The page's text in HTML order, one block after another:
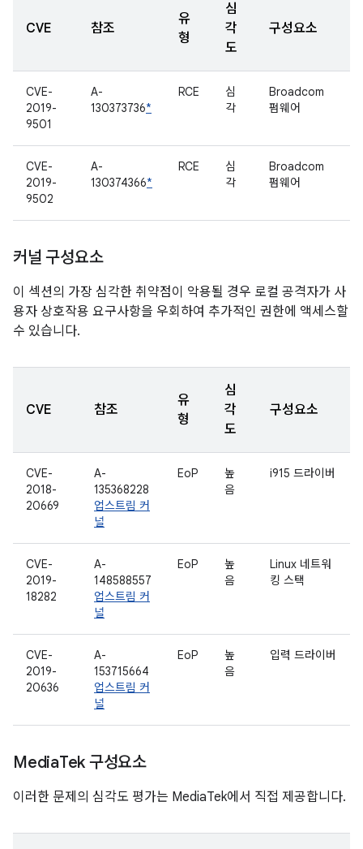
CVE 참조
유
형
심
각
도
구성요소
CVE-
2019-
9501
A-
130373736*
RCE
심
각
Broadcom
펌웨어
CVE-
2019-
9502
A-
130374366*
RCE
심
각
Broadcom
펌웨어
커널 구성요소
이 섹션의 가장 심각한 취약점이 악용될 경우 로컬 공격자가 사
용자 상호작용 요구사항을 우회하여 추가적인 권한에 액세스할
수 있습니다.
CVE 참조
유
형
심
각
도
구성요소
CVE-
2018-
20669
A-
135368228
업스트림 커
널
EoP
높
음
i915 드라이버
CVE-
2019-
18282
A-
148588557
업스트림 커
널
EoP
높
음
Linux 네트워
킹 스택
CVE-
2019-
20636
A-
153715664
업스트림 커
널
EoP
높
음
입력 드라이버
MediaTek 구성요소
이러한 문제의 심각도 평가는 MediaTek에서 직접 제공합니다.